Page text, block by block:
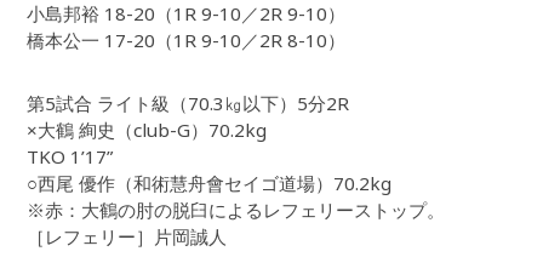
小島邦裕 18-20（1R 9-10／2R 9-10）
橋本公一 17-20（1R 9-10／2R 8-10）
第5試合 ライト級（70.3㎏以下）5分2R
×大鶴 絢史（club-G）70.2kg
TKO 1’17”
○西尾 優作（和術慧舟會セイゴ道場）70.2kg
※赤：大鶴の肘の脱臼によるレフェリーストップ。
［レフェリー］片岡誠人